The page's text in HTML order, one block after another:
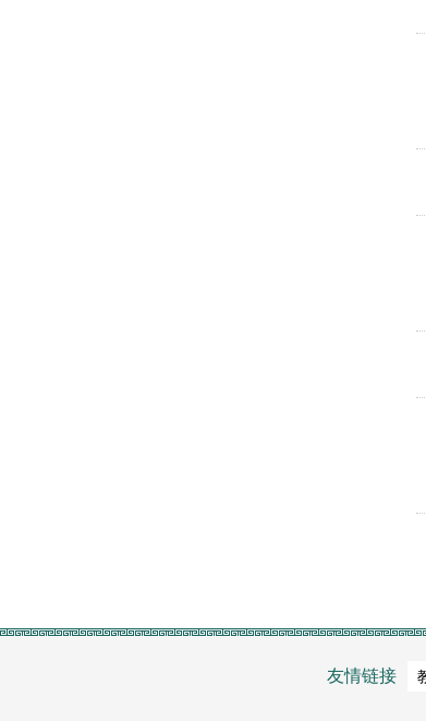
友情链接